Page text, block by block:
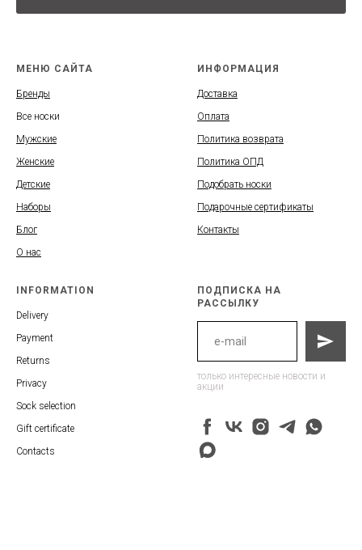
МЕНЮ САЙТА
Бренды
Все носки
Мужские
Женские
Детские
Наборы
Блог
О нас
ИНФОРМАЦИЯ
Доставка
Оплата
Политика возврата
Политика ОПД
Подобрать носки
Подарочные сертификаты
Контакты
INFORMATION
Delivery
Payment
Returns
Privacy
Sock selection
Gift certificate
Contacts
ПОДПИСКА НА
РАССЫЛКУ
только интересные новости и
акции